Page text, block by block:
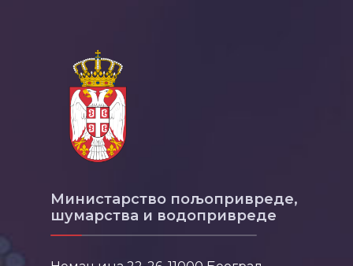
Министарство пољопривреде,
шумарства и водопривреде